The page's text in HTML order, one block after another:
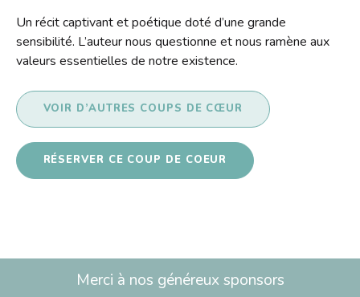
Un récit captivant et poétique doté d’une grande
sensibilité. L’auteur nous questionne et nous ramène aux
valeurs essentielles de notre existence.
VOIR D’AUTRES COUPS DE CŒUR
RÉSERVER CE COUP DE COEUR
Merci à nos généreux sponsors